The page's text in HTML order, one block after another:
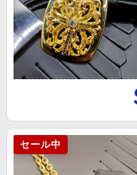
セール中